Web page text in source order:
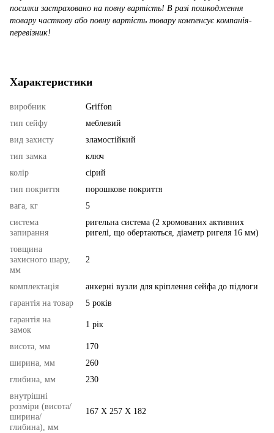
посилки застраховано на повну вартість! В разі пошкодження
товару часткову або повну вартість товару компенсує компанія-
перевізник!
Характеристики
виробник
Griffon
тип сейфу
меблевий
вид захисту
зламостійкий
тип замка
ключ
колір
сірий
тип покриття
порошкове покриття
вага, кг
5
система
запирання
ригельна система (2 хромованих активних
ригелі, що обертаються, діаметр ригеля 16 мм)
товщина
захисного шару,
мм
2
комплектація
анкерні вузли для кріплення сейфа до підлоги
гарантія на товар
5 років
гарантія на
замок
1 рік
висота, мм
170
ширина, мм
260
глибина, мм
230
внутрішні
розміри (висота/
ширина/
глибина), мм
167 Х 257 Х 182